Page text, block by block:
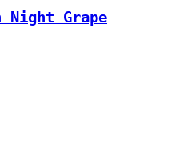
Night Grape